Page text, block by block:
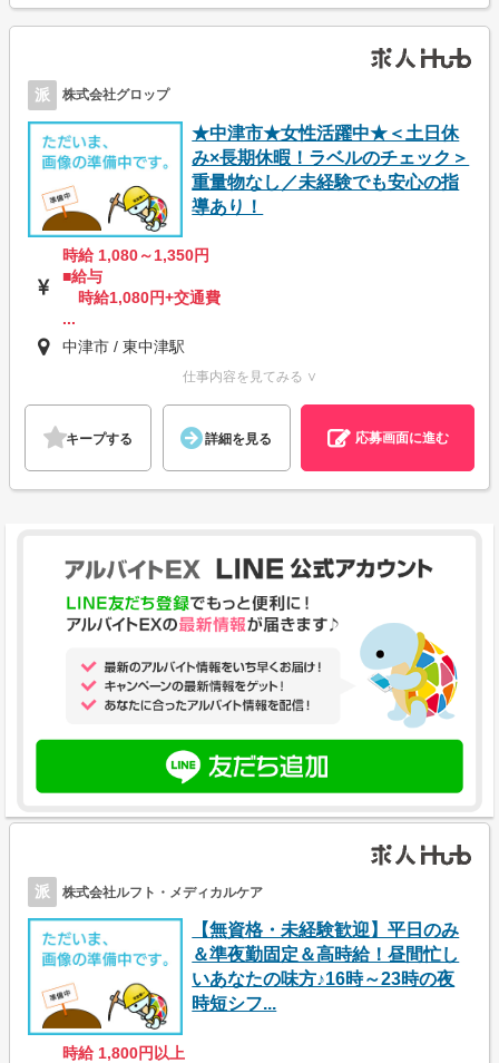
派 株式会社グロップ
★中津市★女性活躍中★＜土日休
み×長期休暇！ラベルのチェック＞
重量物なし／未経験でも安心の指
導あり！
時給 1,080～1,350円
■給与
時給1,080円+交通費
...
中津市 / 東中津駅
仕事内容を見てみる ∨
キープする 詳細を見る 応募画面に進む
派 株式会社ルフト・メディカルケア
【無資格・未経験歓迎】平日のみ
＆準夜勤固定＆高時給！昼間忙し
いあなたの味方♪16時～23時の夜
時短シフ...
時給 1,800円以上